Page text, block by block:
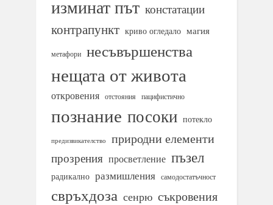
изминат път констатации
контрапункт криво огледало магия
метафори несъвършенства
нещата от живота
откровения отстояния пацифистично
познание посоки потекло
предизвикателство природни елементи
прозрения просветление пъзел
радикално размишления самодостатъчност
свръхдоза сенрю съкровения